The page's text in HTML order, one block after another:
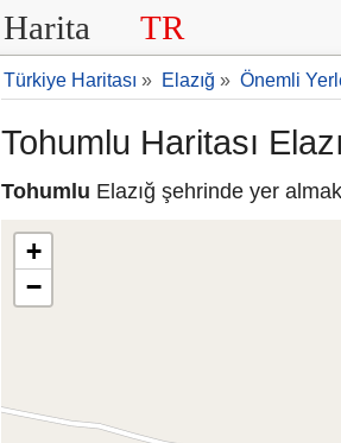
Harita TR
Türkiye Haritası » Elazığ » Önemli
Tohumlu Haritası
Tohumlu Elazığ şehrinde yer
+
−